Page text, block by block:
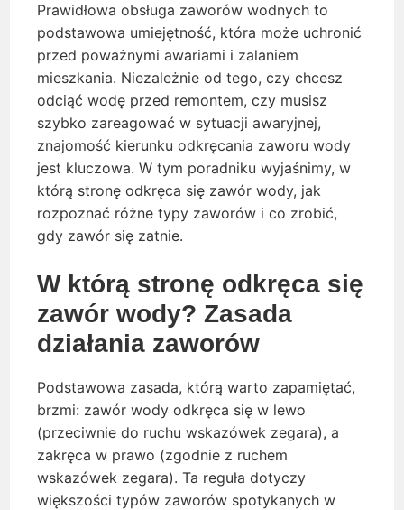
Prawidłowa obsługa zaworów wodnych to
podstawowa umiejętność, która może uchronić
przed poważnymi awariami i zalaniem
mieszkania. Niezależnie od tego, czy chcesz
odciąć wodę przed remontem, czy musisz
szybko zareagować w sytuacji awaryjnej,
znajomość kierunku odkręcania zaworu wody
jest kluczowa. W tym poradniku wyjaśnimy, w
którą stronę odkręca się zawór wody, jak
rozpoznać różne typy zaworów i co zrobić,
gdy zawór się zatnie.
W którą stronę odkręca się
zawór wody? Zasada
działania zaworów
Podstawowa zasada, którą warto zapamiętać,
brzmi: zawór wody odkręca się w lewo
(przeciwnie do ruchu wskazówek zegara), a
zakręca w prawo (zgodnie z ruchem
wskazówek zegara). Ta reguła dotyczy
większości typów zaworów spotykanych w